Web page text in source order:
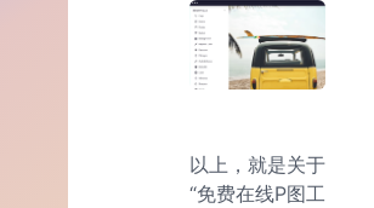
以上，就是关于
“免费在线P图工